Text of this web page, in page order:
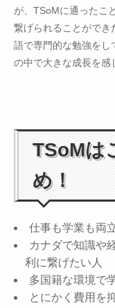
が、TSoMに通ったこ
繋げられることができ
語で専門的な勉強をし
の中で大きな成長を感
TSoMは
め！
仕事も学業も両
カナダで知識や
利に繋げたい人
多国籍な環境で
とにかく費用を